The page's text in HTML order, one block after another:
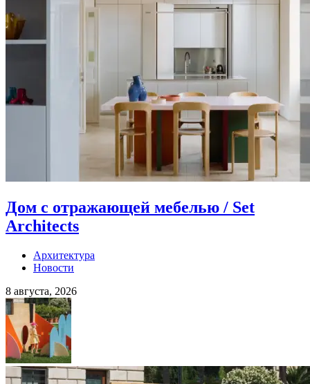
Дом с отражающей мебелью / Set
Architects
Архитектура
Новости
8 августа, 2026